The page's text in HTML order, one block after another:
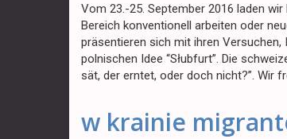
Vom 23.-25. September 2016 laden
Bereich konventionell arbeiten oder
präsentieren sich mit ihren
polnischen Idee “Słubfurt”. Die
sät, der erntet, oder doch nicht?”. Wir
w krainie